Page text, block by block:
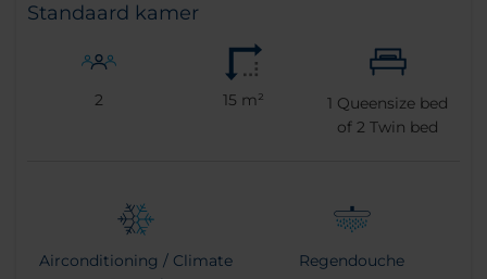
Standaard kamer
2 15 m² 1 Queensize bed
of2 Twin bed
Airconditioning / Climate
Regendouche